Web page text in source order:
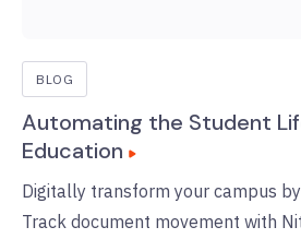
BLOG
Automating the Student
Education
Digitally transform your campus
Track document movement with